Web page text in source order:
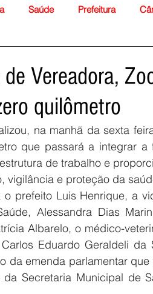
Saúde Prefeitura
Vereadora,
quilômetro
na manhã da sexta
que passará a integrar
de trabalho e
vigilância e proteção da
prefeito Luis Henrique, a
Alessandra Dias
Albarelo, o médico-
Eduardo Geraldeli da
da emenda parlamentar
da Secretaria Municipal de